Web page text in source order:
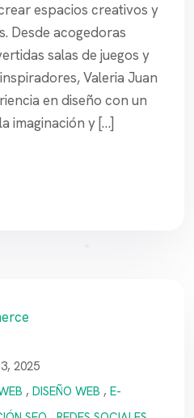
espacios creativos y
Desde acogedoras
salas de juegos y
Valeria Juan
en diseño con un
imaginación y […]
2025
, DISEÑO WEB , E-